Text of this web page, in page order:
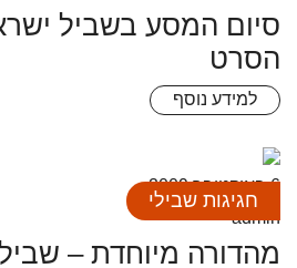
סיום המסע בשביל
הסרט
למידע נוסף
חגיגות שבילי
6 באוקטובר 2009
admin
מהדורה מיוחדת –